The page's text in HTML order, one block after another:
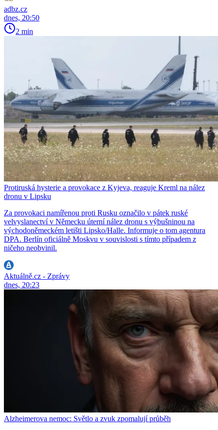
adbz.cz
dnes, 20:50
2 min
Protiruská hysterie a provokace z Kyjeva, reaguje Kreml na nález
dronu v Lipsku
Za provokaci namířenou proti Rusku označilo v pátek ruské
velvyslanectví v Německu úterní nález dronu s výbušninou na
východoněmeckém letišti Lipsko/Halle. Informuje o tom agentura
DPA. Berlín oficiálně Moskvu v souvislosti s tímto případem z
ničeho neobvinil.
Aktuálně.cz - Zprávy
dnes, 20:23
Alzheimerova nemoc: Světlo a zvuk zpomalují průběh